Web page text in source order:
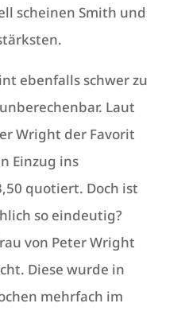
scheinen Smith und
ebenfalls schwer zu
Laut
Wright der Favorit
Einzug ins
quotiert. Doch ist
so eindeutig?
von Peter Wright
Diese wurde in
mehrfach im